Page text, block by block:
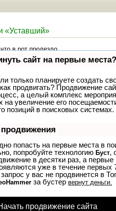
для телефона Аськи для
«Уставший»
в рот пролезло.
сайт на первые места?
только планируете создать
продвигать? Продвижение
а целый комплекс
на увеличение его
позиций в поисковых системах.
попасть на первые места в
попробуйте технологию Буст,
в десятки раз, а первые
уже в течение первых
у вас не продвинется в
за бустер вернут деньги.
продвижение сайта